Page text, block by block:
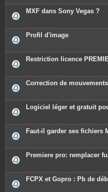
MXF dans Sony Vegas ?
Profil d'image
Restriction licence
Correction de
Logiciel léger et gratuit
Faut-il garder ses fichiers
Premiere pro: remplacer
FCPX et Gopro : Pb de